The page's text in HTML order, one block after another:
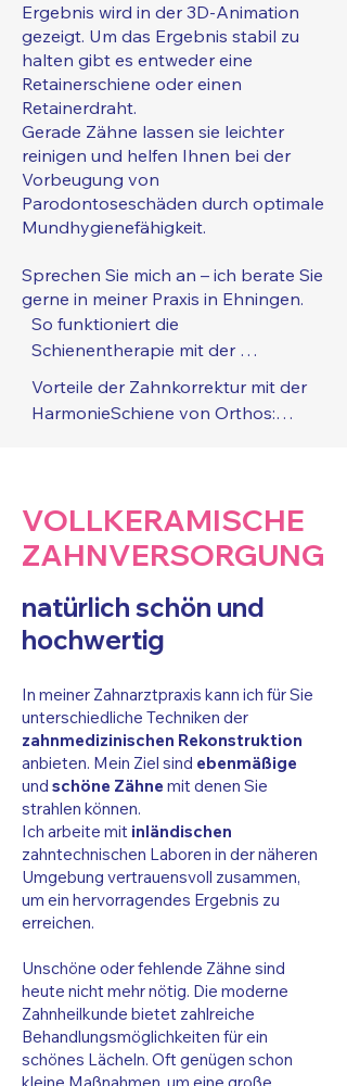
Ergebnis wird in der 3D-Animation
gezeigt. Um das Ergebnis stabil zu
halten gibt es entweder eine
Retainerschiene oder einen
Retainerdraht.
Gerade Zähne lassen sie leichter
reinigen und helfen Ihnen bei der
Vorbeugung von
Parodontoseschäden durch optimale
Mundhygienefähigkeit.
Sprechen Sie mich an – ich berate Sie
gerne in meiner Praxis in Ehningen.
So funktioniert die
Schienentherapie mit der
HarmonieSchiene von Orthos:
Wir finden gemeinsam heraus, was
(digital oder analog) und senden
diese ins Fachlabor Orthos.
Das erfahrene Fachlabor Orthos
der HarmonieSchiene bei Ihnen
möglich ist und welcher Paketpreis
passende ist. Dann erhalten Sie ein
unverbindliches Angebot.
Sie erhalten Ihr erstes Set an
maßgefertigten
HarmonieSchienen, die Sie den
ganzen Tag tragen (außer zum
Essen oder zur Zahnpflege).
Wir begleiten Sie während der
gesamten Behandlung und
kontrollieren kontinuierlich den
Nach Abschluss der Behandlung
wird das erreichte Ergebnis
dauerhaft gesichert.
Herzlichen Glückwunsch zu Ihrem
neuen Lächeln!
Vorteile der Zahnkorrektur mit der
HarmonieSchiene von Orthos:
HarmonieSchienen behindern
nicht im Alltag. Nach kurzer
Eingewöhnungszeit sprechen und
lachen Sie wie immer.
Da die Schienen herausnehmbar
sind, erfolgt die Zahnpflege wie
Kurze Behandlungsdauer mit
langfristigem Erfolg.
Behebt Zahnlücken, gedrehte oder
schiefe Zähne und Engstände der
Frontzähne.
Klare, günstige Paketpreise. Bei der
gleichzeitigen Therapie von Ober-
und Unterkiefer, werden für den
günstigeren Kiefer nur 498,- €*
berechnet.
Sicher begleitet durch Ihren
Zahnarzt.
VOLLKERAMISCHE
ZAHNVERSORGUNG
natürlich schön und
hochwertig
In meiner Zahnarztpraxis kann ich für Sie
unterschiedliche Techniken der
zahnmedizinischen Rekonstruktion
anbieten. Mein Ziel sind ebenmäßige
und schöne Zähne mit denen Sie
strahlen können.
Ich arbeite mit inländischen
zahntechnischen Laboren in der näheren
Umgebung vertrauensvoll zusammen,
um ein hervorragendes Ergebnis zu
erreichen.
Unschöne oder fehlende Zähne sind
heute nicht mehr nötig. Die moderne
Zahnheilkunde bietet zahlreiche
Behandlungsmöglichkeiten für ein
schönes Lächeln. Oft genügen schon